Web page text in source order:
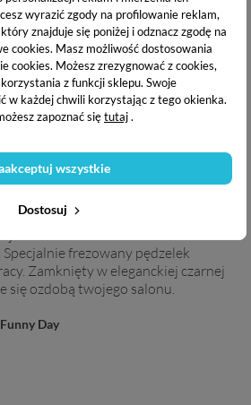
wyrazić zgody na profilowanie reklam,
znajduje się poniżej i odznacz zgodę na
cookies. Masz możliwość dostosowania
cookies. Możesz zrezygnować z cookies,
z funkcji sklepu. Swoje
w każdej chwili korzystając z tego okienka.
zapoznać siętutaj.
Dostosuj
wszystkie
6 ml
19,49 zł
paleta kolorów dogodzi nawet
frezowany pędzelek
Zamknięty w eleganckiej czarnej
się ozdobą twojego salonu.
Day